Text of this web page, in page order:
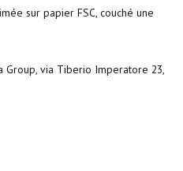
sur papier FSC, couché une
Group, via Tiberio Imperatore 23,